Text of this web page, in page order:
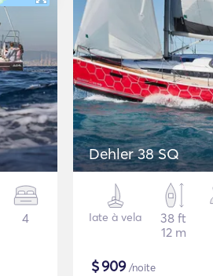
4
Dehler 38 SQ
Iate à vela
38 ft
12 m
$909/noite